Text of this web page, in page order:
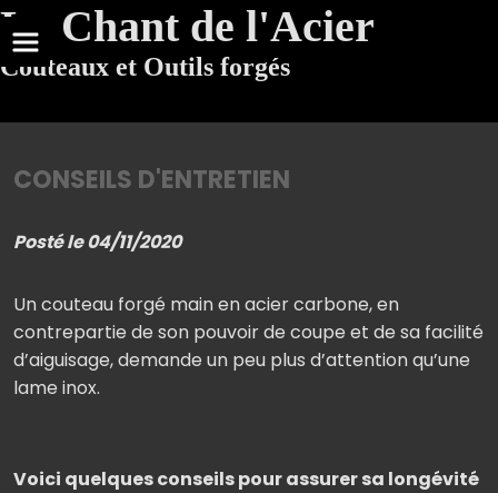
Le Chant de l'Acier
Couteaux et Outils forgés
CONSEILS D'ENTRETIEN
Posté le 04/11/2020
Un couteau forgé main en acier carbone, en
contrepartie de son pouvoir de coupe et de sa facilité
d’aiguisage, demande un peu plus d’attention qu’une
lame inox.
Voici quelques conseils pour assurer sa longévité